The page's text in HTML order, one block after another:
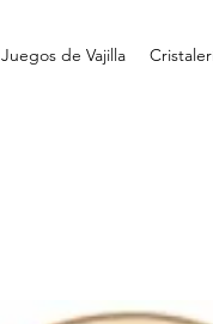
Juegos de Vajilla